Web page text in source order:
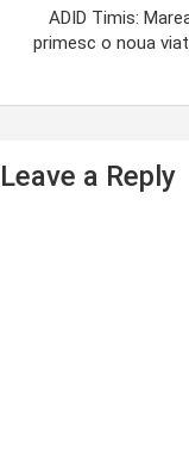
ADID Timis:
primesc o noua
Leave a Reply